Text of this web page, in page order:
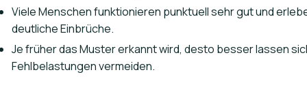
Viele Menschen funktionieren punktuell sehr gut und
deutliche Einbrüche.
Je früher das Muster erkannt wird, desto besser lassen
Fehlbelastungen vermeiden.